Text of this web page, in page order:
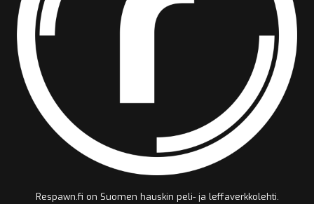
Respawn.fi on Suomen hauskin peli- ja leffaverkkolehti.